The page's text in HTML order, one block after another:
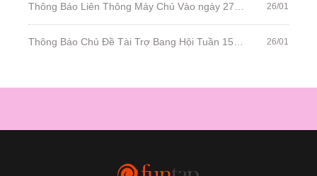
26/01
26/01